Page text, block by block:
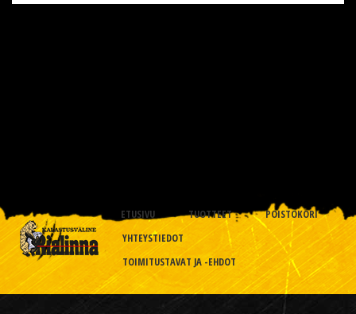
ETUSIVU TUOTTEET
POISTOKORI
YHTEYSTIEDOT
TOIMITUSTAVAT JA -EHDOT